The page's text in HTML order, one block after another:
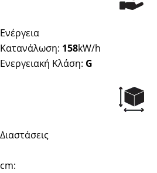
Ενέργεια
Κατανάλωση: 158kW/h
Ενεργειακή Κλάση: G
Διαστάσεις
cm: